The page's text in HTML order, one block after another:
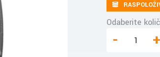
Odaberite
- +